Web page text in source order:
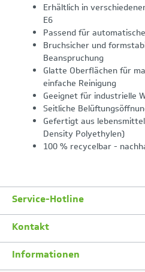
Erhältlich in
E6
Passend für
Bruchsicher und
Beanspruchung
Glatte Oberflächen für
einfache Reinigung
Geeignet für industrielle
Seitliche
Gefertigt aus
Density Polyethylen)
100 % recycelbar -
Service-Hotline
Kontakt
Informationen